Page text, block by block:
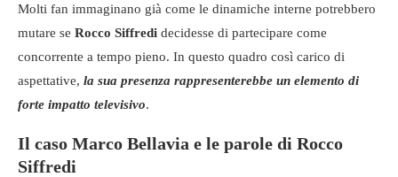
Molti fan immaginano già come le dinamiche interne potrebbero
mutare se Rocco Siffredi decidesse di partecipare come
concorrente a tempo pieno. In questo quadro così carico di
aspettative, la sua presenza rappresenterebbe un elemento di
forte impatto televisivo.
Il caso Marco Bellavia e le parole di Rocco
Siffredi